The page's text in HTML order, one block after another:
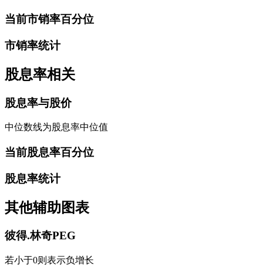
当前市销率百分位
市销率统计
股息率相关
股息率与股价
中位数线为股息率中位值
当前股息率百分位
股息率统计
其他辅助图表
彼得.林奇PEG
若小于0则表示负增长